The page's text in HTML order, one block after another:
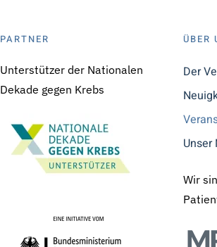
PARTNER
Unterstützer der Nationalen
Dekade gegen Krebs
ÜBER
Der
Wir